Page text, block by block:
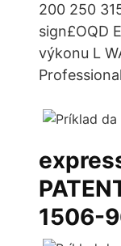
200 250
sign£OQD
výkonu L
1506-